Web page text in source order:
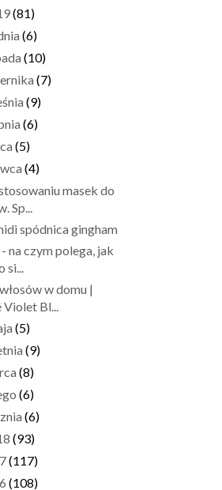
(81)
(6)
(10)
(7)
(9)
(6)
(5)
(4)
masek do
Sp...
spódnica gingham
na czym polega, jak
si...
w domu |
Violet Bl...
(5)
(9)
(8)
(6)
(6)
(93)
(117)
(108)